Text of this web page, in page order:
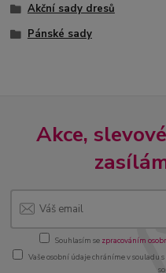
Akční sady dresů
Pánské sady
Akce,
Souhlasím se zpracováním
Vaše osobní údaje chráníme v souladu s